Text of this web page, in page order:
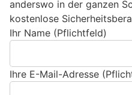
anderswo in der ganzen
kostenlose
Ihr Name (Pflichtfeld)
Ihre E-Mail-Adresse